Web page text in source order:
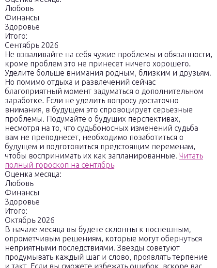
Любовь
Финансы
Здоровье
Итого:
Сентябрь 2026
Не взваливайте на себя чужие проблемы и обязанности,
кроме проблем это не принесет ничего хорошего.
Уделите больше внимания родным, близким и друзьям.
Но помимо отдыха и развлечений сейчас
благоприятный момент задуматься о дополнительном
заработке. Если не уделить вопросу достаточно
внимания, в будущем это спровоцирует серьезные
проблемы. Подумайте о будущих перспективах,
несмотря на то, что судьбоносных изменений судьба
вам не преподнесет, необходимо позаботиться о
будущем и подготовиться предстоящим переменам,
чтобы воспринимать их как запланированные. Читать
полный гороскоп на сентябрь
Оценка месяца:
Любовь
Финансы
Здоровье
Итого:
Октябрь 2026
В начале месяца вы будете склонны к поспешным,
опрометчивым решениям, которые могут обернуться
неприятными последствиями. Звезды советуют
продумывать каждый шаг и слово, проявлять терпение
и такт. Если вы сможете избежать ошибок, вскоре вас